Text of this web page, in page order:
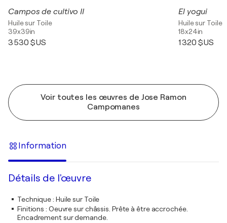
Campos de cultivo II
Huile sur Toile
39x39in
3 530 $US
El yogui
Huile sur Toile
18x24in
1 320 $US
Voir toutes les œuvres de Jose Ramon
Campomanes
Information
Détails de l'œuvre
Technique: Huile sur Toile
Finitions : Oeuvre sur châssis. Prête à être accrochée.
Encadrement sur demande.